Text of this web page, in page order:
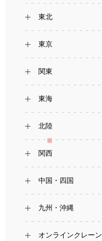
東北
東京
関東
東海
北陸
関西
中国・四国
九州・沖縄
オンラインクレーン